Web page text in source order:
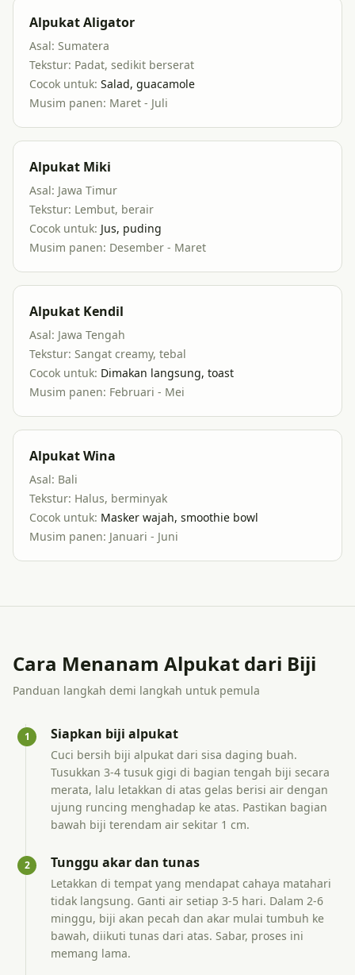
Alpukat Aligator
Asal: Sumatera
Tekstur: Padat, sedikit berserat
Cocok untuk: Salad, guacamole
Musim panen: Maret - Juli
Alpukat Miki
Asal: Jawa Timur
Tekstur: Lembut, berair
Cocok untuk: Jus, puding
Musim panen: Desember - Maret
Alpukat Kendil
Asal: Jawa Tengah
Tekstur: Sangat creamy, tebal
Cocok untuk: Dimakan langsung, toast
Musim panen: Februari - Mei
Alpukat Wina
Asal: Bali
Tekstur: Halus, berminyak
Cocok untuk: Masker wajah, smoothie bowl
Musim panen: Januari - Juni
Cara Menanam Alpukat dari Biji
Panduan langkah demi langkah untuk pemula
1 Siapkan biji alpukat
Cuci bersih biji alpukat dari sisa daging buah.
Tusukkan 3-4 tusuk gigi di bagian tengah biji secara
merata, lalu letakkan di atas gelas berisi air dengan
ujung runcing menghadap ke atas. Pastikan bagian
bawah biji terendam air sekitar 1 cm.
2 Tunggu akar dan tunas
Letakkan di tempat yang mendapat cahaya matahari
tidak langsung. Ganti air setiap 3-5 hari. Dalam 2-6
minggu, biji akan pecah dan akar mulai tumbuh ke
bawah, diikuti tunas dari atas. Sabar, proses ini
memang lama.